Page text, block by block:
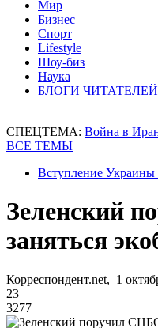
Мир
Бизнес
Спорт
Lifestyle
Шоу-биз
Наука
БЛОГИ ЧИТАТЕЛЕЙ
СПЕЦТЕМА: Война в
ВСЕ ТЕМЫ
Вступление
Зеленский
заняться
Корреспондент.net, 1
23
3277